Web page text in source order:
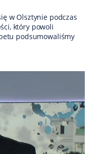
w Olsztynie podczas
który powoli
podsumowaliśmy